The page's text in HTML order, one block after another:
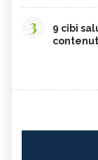
3
9 cibi